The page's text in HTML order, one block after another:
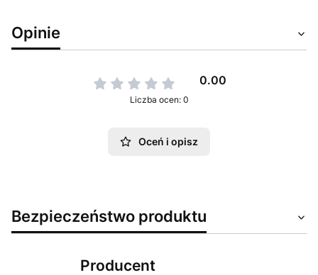
Opinie
0.00
Liczba ocen: 0
Oceń i opisz
Bezpieczeństwo produktu
Producent